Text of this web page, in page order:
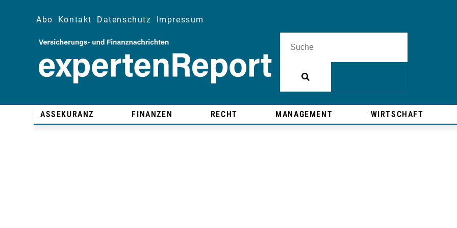
Abo Kontakt Datenschutz Impressum
ASSEKURANZ FINANZEN RECHT MANAGEMENT WIRTSCHAFT